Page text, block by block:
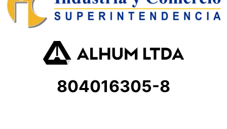
804016305-8